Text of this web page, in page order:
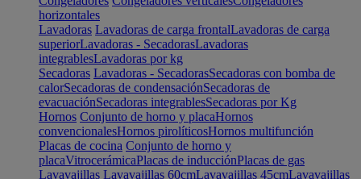
horizontales
Lavadoras Lavadoras de carga frontalLavadoras de carga
superiorLavadoras - SecadorasLavadoras
integrablesLavadoras por kg
Secadoras Lavadoras - SecadorasSecadoras con bomba de
calorSecadoras de condensaciónSecadoras de
evacuaciónSecadoras integrablesSecadoras por Kg
Hornos Conjunto de horno y placaHornos
convencionalesHornos pirolíticosHornos multifunción
Placas de cocina Conjunto de horno y
placaVitrocerámicaPlacas de inducciónPlacas de gas
Lavavajillas Lavavajillas 60cmLavavajillas 45cmLavavajillas